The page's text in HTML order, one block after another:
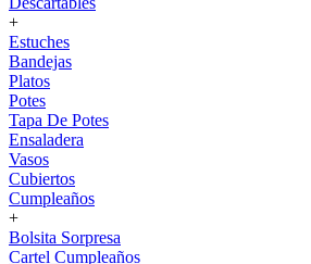
+
Estuches
Bandejas
Platos
Potes
Tapa De Potes
Ensaladera
Vasos
Cubiertos
Cumpleaños
+
Bolsita Sorpresa
Cartel Cumpleaños